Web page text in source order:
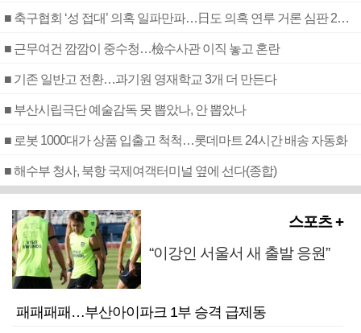
■ 축구협회 ‘성 접대’ 의혹 일파만파…日도 의혹 연루 거론 심판 2명 조사
■ 근무여건 깜깜이 중수청…檢수사관 이직 놓고 혼란
■ 기존 일반고 전환…과기원 영재학교 3개 더 만든다
■ 부산시립극단 예술감독 못 뽑았나, 안 뽑았나
■ 로봇 1000대가 상품 입출고 척척…롯데마트 24시간 배송 자동화
■ 해수부 청사, 북항 국제여객터미널 옆에 선다(종합)
스포츠 +
“이강인 서울서 새 출발 응원”
패패패패…부산아이파크 1부 승격 급제동